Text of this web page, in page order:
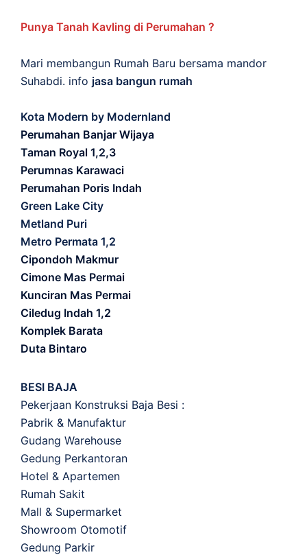
Punya Tanah Kavling di Perumahan ?
Mari membangun Rumah Baru bersama mandor
Suhabdi. info jasa bangun rumah
Kota Modern by Modernland
Perumahan Banjar Wijaya
Taman Royal 1,2,3
Perumnas Karawaci
Perumahan Poris Indah
Green Lake City
Metland Puri
Metro Permata 1,2
Cipondoh Makmur
Cimone Mas Permai
Kunciran Mas Permai
Ciledug Indah 1,2
Komplek Barata
Duta Bintaro
BESI BAJA
Pekerjaan Konstruksi Baja Besi :
Pabrik & Manufaktur
Gudang Warehouse
Gedung Perkantoran
Hotel & Apartemen
Rumah Sakit
Mall & Supermarket
Showroom Otomotif
Gedung Parkir